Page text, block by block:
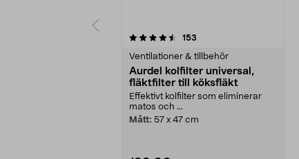
153
Ventilationer & tillbehör
Aurdel kolfilter universal,
fläktfilter till köksfläkt
Effektivt kolfilter som eliminerar
matos och ...
Mått: 57 x 47 cm
4.5 av 5 stjärnor